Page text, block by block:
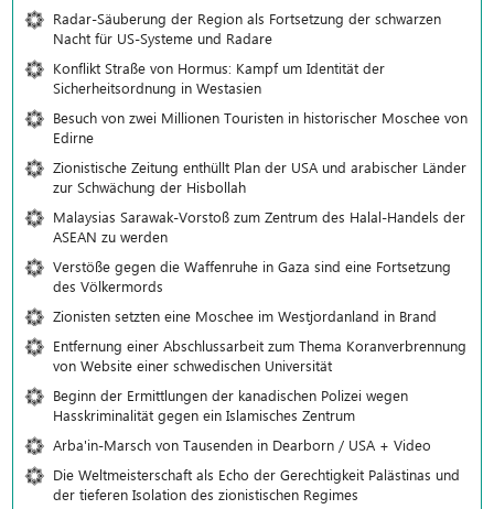
Radar-Säuberung der Region als Fortsetzung der schwarzen
Nacht für US-Systeme und Radare
Konflikt Straße von Hormus: Kampf um Identität der
Sicherheitsordnung in Westasien
Besuch von zwei Millionen Touristen in historischer Moschee von
Edirne
Zionistische Zeitung enthüllt Plan der USA und arabischer Länder
zur Schwächung der Hisbollah
Malaysias Sarawak-Vorstoß zum Zentrum des Halal-Handels der
ASEAN zu werden
Verstöße gegen die Waffenruhe in Gaza sind eine Fortsetzung
des Völkermords
Zionisten setzten eine Moschee im Westjordanland in Brand
Entfernung einer Abschlussarbeit zum Thema Koranverbrennung
von Website einer schwedischen Universität
Beginn der Ermittlungen der kanadischen Polizei wegen
Hasskriminalität gegen ein Islamisches Zentrum
Arba'in-Marsch von Tausenden in Dearborn / USA + Video
Die Weltmeisterschaft als Echo der Gerechtigkeit Palästinas und
der tieferen Isolation des zionistischen Regimes